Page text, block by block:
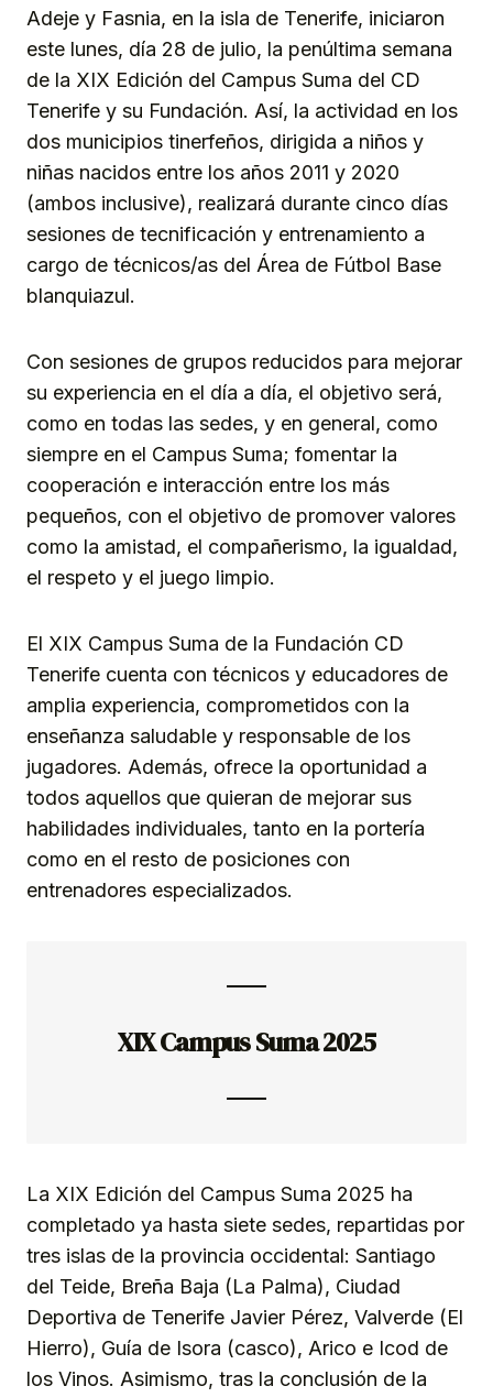
Adeje y Fasnia, en la isla de Tenerife, iniciaron
este lunes, día 28 de julio, la penúltima semana
de la XIX Edición del Campus Suma del CD
Tenerife y su Fundación. Así, la actividad en los
dos municipios tinerfeños, dirigida a niños y
niñas nacidos entre los años 2011 y 2020
(ambos inclusive), realizará durante cinco días
sesiones de tecnificación y entrenamiento a
cargo de técnicos/as del Área de Fútbol Base
blanquiazul.
Con sesiones de grupos reducidos para mejorar
su experiencia en el día a día, el objetivo será,
como en todas las sedes, y en general, como
siempre en el Campus Suma; fomentar la
cooperación e interacción entre los más
pequeños, con el objetivo de promover valores
como la amistad, el compañerismo, la igualdad,
el respeto y el juego limpio.
El XIX Campus Suma de la Fundación CD
Tenerife cuenta con técnicos y educadores de
amplia experiencia, comprometidos con la
enseñanza saludable y responsable de los
jugadores. Además, ofrece la oportunidad a
todos aquellos que quieran de mejorar sus
habilidades individuales, tanto en la portería
como en el resto de posiciones con
entrenadores especializados.
XIX Campus Suma 2025
La XIX Edición del Campus Suma 2025 ha
completado ya hasta siete sedes, repartidas por
tres islas de la provincia occidental: Santiago
del Teide, Breña Baja (La Palma), Ciudad
Deportiva de Tenerife Javier Pérez, Valverde (El
Hierro), Guía de Isora (casco), Arico e Icod de
los Vinos. Asimismo, tras la conclusión de la